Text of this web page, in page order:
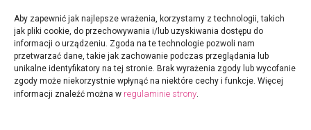
Aby zapewnić jak najlepsze wrażenia, korzystamy z technologii, takich
jak pliki cookie, do przechowywania i/lub uzyskiwania dostępu do
informacji o urządzeniu. Zgoda na te technologie pozwoli nam
przetwarzać dane, takie jak zachowanie podczas przeglądania lub
unikalne identyfikatory na tej stronie. Brak wyrażenia zgody lub wycofanie
zgody może niekorzystnie wpłynąć na niektóre cechy i funkcje. Więcej
informacji znaleźć można w regulaminie strony.